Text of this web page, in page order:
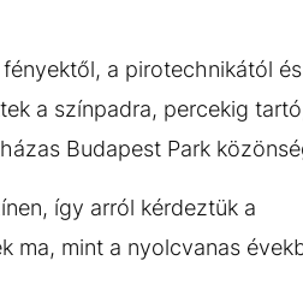
a pirotechnikától és
a színpadra, percekig
Budapest Park
így arról kérdeztük a
ma, mint a nyolcvanas